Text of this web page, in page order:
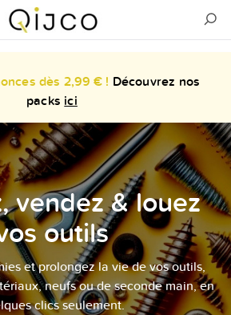
dès 2,99 € ! Découvrez nos
packs ici
vendez & louez
outils
et prolongez la vie de vos outils,
neufs ou de seconde main, en
clics seulement.